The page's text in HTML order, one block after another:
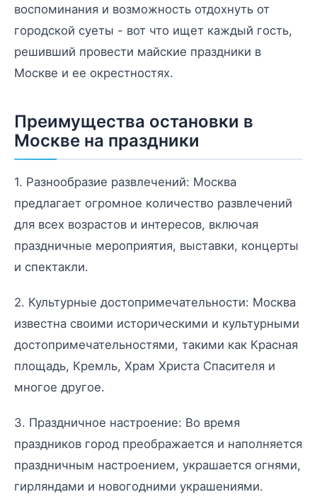
воспоминания и возможность отдохнуть от
городской суеты - вот что ищет каждый гость,
решивший провести майские праздники в
Москве и ее окрестностях.
Преимущества остановки в
Москве на праздники
1. Разнообразие развлечений: Москва
предлагает огромное количество развлечений
для всех возрастов и интересов, включая
праздничные мероприятия, выставки, концерты
и спектакли.
2. Культурные достопримечательности: Москва
известна своими историческими и культурными
достопримечательностями, такими как Красная
площадь, Кремль, Храм Христа Спасителя и
многое другое.
3. Праздничное настроение: Во время
праздников город преображается и наполняется
праздничным настроением, украшается огнями,
гирляндами и новогодними украшениями.